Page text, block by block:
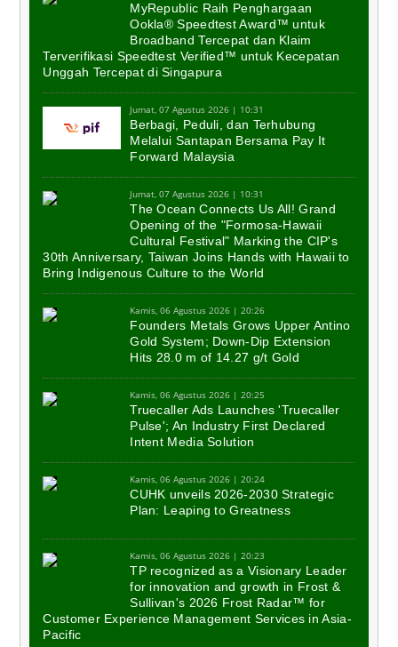
MyRepublic Raih Penghargaan
Ookla® Speedtest Award™ untuk
Broadband Tercepat dan Klaim
Terverifikasi Speedtest Verified™ untuk Kecepatan
Unggah Tercepat di Singapura
Jumat, 07 Agustus 2026 | 10:31
Berbagi, Peduli, dan Terhubung
Melalui Santapan Bersama Pay It
Forward Malaysia
Jumat, 07 Agustus 2026 | 10:31
The Ocean Connects Us All! Grand
Opening of the "Formosa-Hawaii
Cultural Festival" Marking the CIP's
30th Anniversary, Taiwan Joins Hands with Hawaii to
Bring Indigenous Culture to the World
Kamis, 06 Agustus 2026 | 20:26
Founders Metals Grows Upper Antino
Gold System; Down-Dip Extension
Hits 28.0 m of 14.27 g/t Gold
Kamis, 06 Agustus 2026 | 20:25
Truecaller Ads Launches 'Truecaller
Pulse'; An Industry First Declared
Intent Media Solution
Kamis, 06 Agustus 2026 | 20:24
CUHK unveils 2026-2030 Strategic
Plan: Leaping to Greatness
Kamis, 06 Agustus 2026 | 20:23
TP recognized as a Visionary Leader
for innovation and growth in Frost &
Sullivan's 2026 Frost Radar™ for
Customer Experience Management Services in Asia-
Pacific